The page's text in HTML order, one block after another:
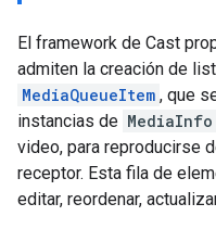
El framework de Cast
admiten la creación de
MediaQueueItem , que
instancias de MediaInfo
video, para reproducirse
receptor. Esta fila de
editar, reordenar,